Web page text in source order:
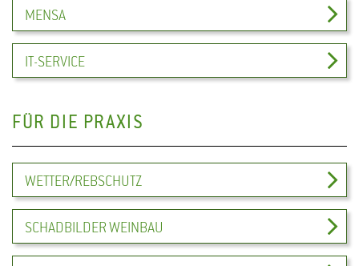
MENSA
IT-SERVICE
FÜR DIE PRAXIS
WETTER/REBSCHUTZ
SCHADBILDER WEINBAU